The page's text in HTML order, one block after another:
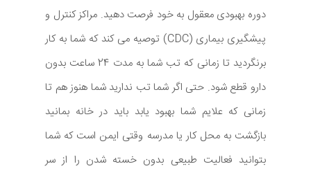
دوره بهبودی معقول به خود فرصت دهید. مراکز کنترل و
پیشگیری بیماری (CDC) توصیه می کند که شما به کار
برنگردید تا زمانی که تب شما به مدت 24 ساعت بدون
دارو قطع شود. حتی اگر شما تب ندارید شما هنوز هم تا
زمانی که علایم شما بهبود یابد باید در خانه بمانید
بازگشت به محل کار یا مدرسه وقتی ایمن است که شما
بتوانید فعالیت طبیعی بدون خسته شدن را از سر